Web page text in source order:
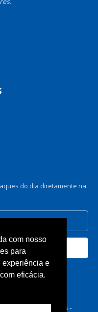
do dia diretamente na
os direitos reservados -
com nosso
para
experiência e
eficácia.